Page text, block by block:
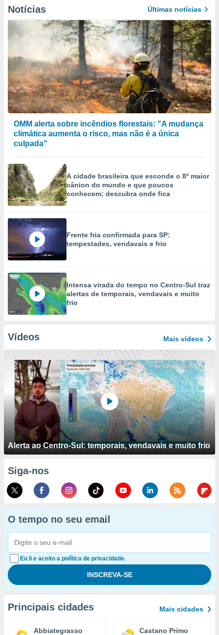
Notícias Últimas notícias
OMM alerta sobre incêndios florestais: "A mudança
climática aumenta o risco, mas não é a única
culpada"
A cidade brasileira que esconde o 8º maior
cânion do mundo e que poucos
conhecem; descubra onde fica
Frente fria confirmada para SP:
tempestades, vendavais e frio
Intensa virada do tempo no Centro-Sul traz
alertas de temporais, vendavais e muito
frio
Vídeos Mais vídeos
Alerta ao Centro-Sul: temporais, vendavais e muito frio
Siga-nos
O tempo no seu email
Eu li e aceito a política de privacidade.
Principais cidades Mais cidades
Abbiategrasso Castano Primo